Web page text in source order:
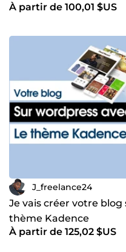
À partir de 100,01 $US
J_freelance24
Je vais créer votre
thème Kadence
À partir de 125,02 $US